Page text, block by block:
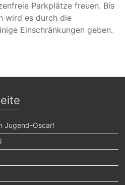
Parkplätze freuen. Bis
wird es durch die
Einschränkungen geben.
Jugend-Oscar!